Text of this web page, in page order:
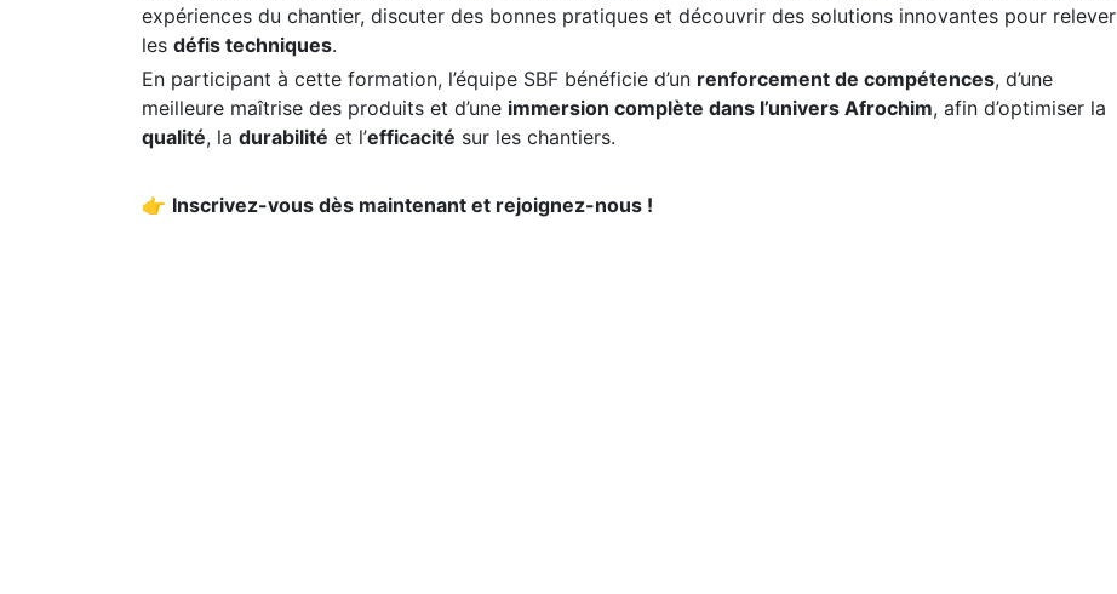
expériences du chantier, discuter des bonnes pratiques et découvrir des solutions innovantes pour relever
les défis techniques.
En participant à cette formation, l’équipe SBF bénéficie d’un renforcement de compétences, d’une
meilleure maîtrise des produits et d’une immersion complète dans l’univers Afrochim, afin d’optimiser la
qualité, la durabilité et l’efficacité sur les chantiers.
👉 Inscrivez-vous dès maintenant et rejoignez-nous !